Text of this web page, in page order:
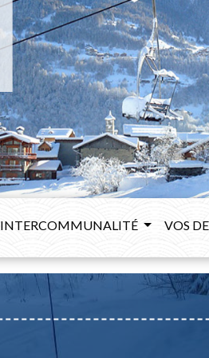
INTERCOMMUNALITÉ VOS